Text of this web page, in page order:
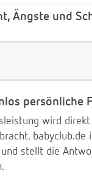
Ängste und
persönliche
wird direkt
babyclub.de
stellt die